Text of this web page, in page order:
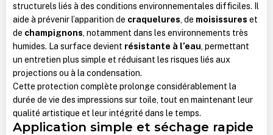
structurels liés à des conditions environnementales difficiles. Il
aide à prévenir l’apparition de craquelures, de moisissures et
de champignons, notamment dans les environnements très
humides. La surface devient résistante à l’eau, permettant
un entretien plus simple et réduisant les risques liés aux
projections ou à la condensation.
Cette protection complète prolonge considérablement la
durée de vie des impressions sur toile, tout en maintenant leur
qualité artistique et leur intégrité dans le temps.
Application simple et séchage rapide